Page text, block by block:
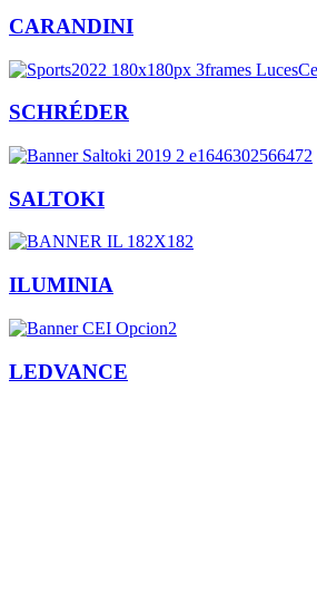
CARANDINI
SCHRÉDER
SALTOKI
ILUMINIA
LEDVANCE